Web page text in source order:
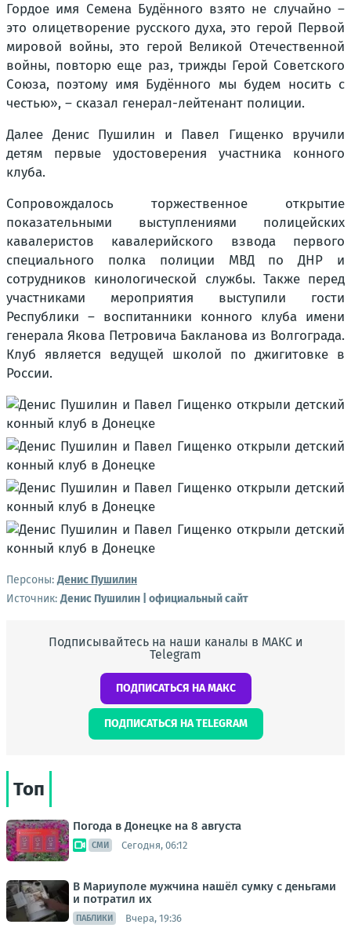
Гордое имя Семена Будённого взято не случайно –
это олицетворение русского духа, это герой Первой
мировой войны, это герой Великой Отечественной
войны, повторю еще раз, трижды Герой Советского
Союза, поэтому имя Будённого мы будем носить с
честью», – сказал генерал-лейтенант полиции.
Далее Денис Пушилин и Павел Гищенко вручили
детям первые удостоверения участника конного
клуба.
Сопровождалось торжественное открытие
показательными выступлениями полицейских
кавалеристов кавалерийского взвода первого
специального полка полиции МВД по ДНР и
сотрудников кинологической службы. Также перед
участниками мероприятия выступили гости
Республики – воспитанники конного клуба имени
генерала Якова Петровича Бакланова из Волгограда.
Клуб является ведущей школой по джигитовке в
России.
Персоны: Денис Пушилин
Источник:Денис Пушилин | официальный сайт
Подписывайтесь на наши каналы в МАКС и
Telegram
ПОДПИСАТЬСЯ НА МАКС
ПОДПИСАТЬСЯ НА TELEGRAM
Топ
Погода в Донецке на 8 августа
СМИ Сегодня, 06:12
В Мариуполе мужчина нашёл сумку с деньгами
и потратил их
ПАБЛИКИ Вчера, 19:36